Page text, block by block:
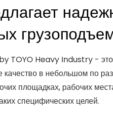
TOYO Heavy Industry -
в небольшом по
площадках, рабочих
специфических целей.